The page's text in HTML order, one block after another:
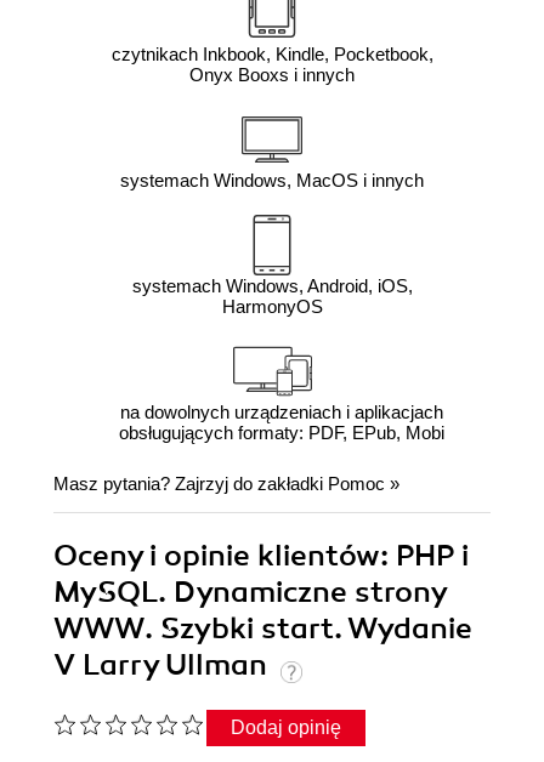
czytnikach Inkbook, Kindle, Pocketbook,
Onyx Booxs i innych
systemach Windows, MacOS i innych
systemach Windows, Android, iOS,
HarmonyOS
na dowolnych urządzeniach i aplikacjach
obsługujących formaty: PDF, EPub, Mobi
Masz pytania? Zajrzyj do zakładki Pomoc »
Oceny i opinie klientów: PHP i
MySQL. Dynamiczne strony
WWW. Szybki start. Wydanie
V Larry Ullman
Dodaj opinię